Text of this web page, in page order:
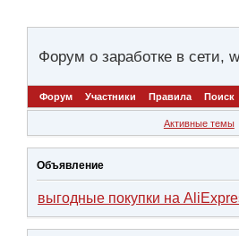
Форум о заработке в сети,
Форум Участники Правила Поиск
Активные темы
Объявление
выгодные покупки на